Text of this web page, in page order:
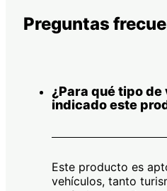
Preguntas
¿Para qué tipo
indicado este
Este producto es
vehículos, tanto